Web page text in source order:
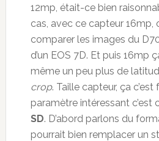
12mp, était-ce bien
cas, avec ce capteur 16mp,
comparer les images du
d’un EOS 7D. Et puis 16mp
même un peu plus de
crop. Taille capteur, ça
paramètre intéressant c’est
SD. D’abord parlons du
pourrait bien remplacer un